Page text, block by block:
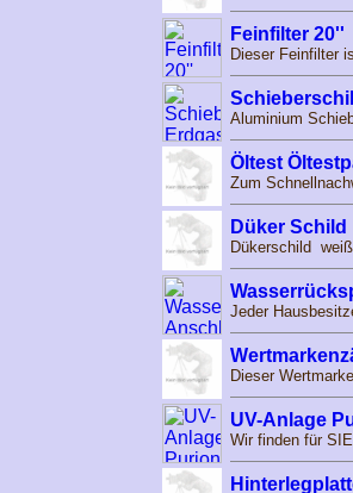
Feinfilter 20''
Dieser Feinfilter
Aluminium
Öltest
Zum
Düker
Dükerschild
Jeder
Dieser
UV-Anlage
Wir finden für